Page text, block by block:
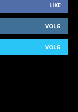
LIKE
VOLG
VOLG